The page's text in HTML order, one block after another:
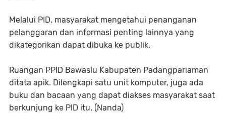
Melalui PID, masyarakat mengetahui penanganan
pelanggaran dan informasi penting lainnya yang
dikategorikan dapat dibuka ke publik.
Ruangan PPID Bawaslu Kabupaten Padangpariaman
ditata apik. Dilengkapi satu unit komputer, juga ada
buku dan bacaan yang dapat diakses masyarakat saat
berkunjung ke PID itu. (Nanda)